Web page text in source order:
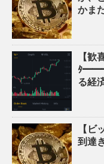
かま
【歓
ﾀ
る経
【ビ
到達